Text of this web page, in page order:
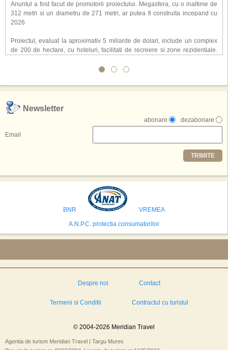
Anuntul a fost facut de promotorii proiectului. Megasfera, cu o inaltime de
312 metri si un diametru de 271 metri, ar putea fi construita incepand cu
2026
Proiectul, evaluat la aproximativ 5 miliarde de dolari, include un complex
de 200 de hectare, cu hoteluri, facilitati de recreere si zone rezidentiale.
atragerea a pana la 10 milioane de turisti anual. �Luna� ar putea deveni
exclusiv simularea suprafetei lunare.
,,Credem ca exista sanse mari sa anuntam nu doar o locatie, ci poate mai
multe'', a declarat Michael R. Henderson, cofondator al Moon World
Resorts, citat de Gulf News. Potrivit acestuia, 2026 ar putea deveni un an
decisiv pentru reali zarea proiectului.
Printre celelalte tari care concureaza pentru a gazdui aceasta constructie
se numara Australia, Brazilia, China, Egipt, India, Polonia, Thailanda,
avea cele mai mari sanse de a castiga licitatia. Totusi, Spania, care se
preconizeaza ca va deveni a doua cea mai vizitata tara din lume in 2025,
isi bazeaza oferta pe infrastructura turistica solida si capacitatea hoteliera."
Newsletter
dezabonare
abonare
Email
TRIMITE
BNR
VREMEA
A.N.P.C. protectia consumatorilor
Despre noi Contact
Termeni si Conditii Contractul cu turistul
© 2004-2026 Meridian Travel
Agentia de turism Meridian Travel | Targu Mures